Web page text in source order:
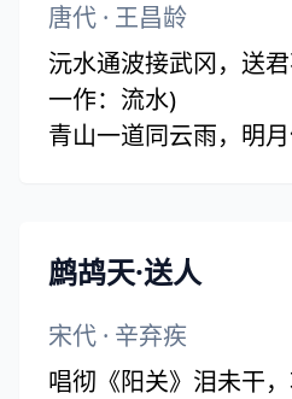
唐代 · 王昌龄
沅水通波接武冈，送
一作：流水)
青山一道同云雨，明月
鹧鸪天·送人
宋代 · 辛弃疾
唱彻《阳关》泪未干，